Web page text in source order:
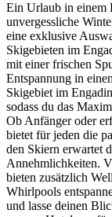
Ein Urlaub in einem
unvergessliche
eine exklusive
Skigebieten im
mit einer frischen
Entspannung in
Skigebiet im
sodass du das
Ob Anfänger oder
bietet für jeden die
den Skiern erwartet
Annehmlichkeiten.
bieten zusätzlich
Whirlpools
und lasse deinen